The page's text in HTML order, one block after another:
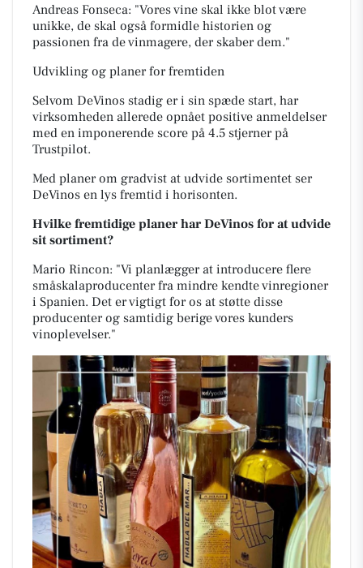
Andreas Fonseca: "Vores vine skal ikke blot være
unikke, de skal også formidle historien og
passionen fra de vinmagere, der skaber dem."
Udvikling og planer for fremtiden
Selvom DeVinos stadig er i sin spæde start, har
virksomheden allerede opnået positive anmeldelser
med en imponerende score på 4.5 stjerner på
Trustpilot.
Med planer om gradvist at udvide sortimentet ser
DeVinos en lys fremtid i horisonten.
Hvilke fremtidige planer har DeVinos for at udvide
sit sortiment?
Mario Rincon: "Vi planlægger at introducere flere
småskalaproducenter fra mindre kendte vinregioner
i Spanien. Det er vigtigt for os at støtte disse
producenter og samtidig berige vores kunders
vinoplevelser."